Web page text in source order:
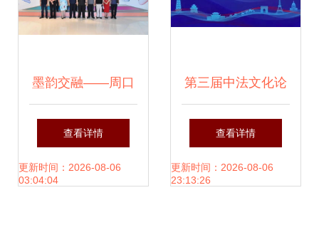
墨韵交融——周口
廊坊十人书法展艺
术交流活动在壹佰
查看详情
更新时间：2026-08-06
03:04:04
第三届中法文化论
坛启幕，文化艺术
交流活动绽放异彩
查看详情
更新时间：2026-08-06
23:13:26